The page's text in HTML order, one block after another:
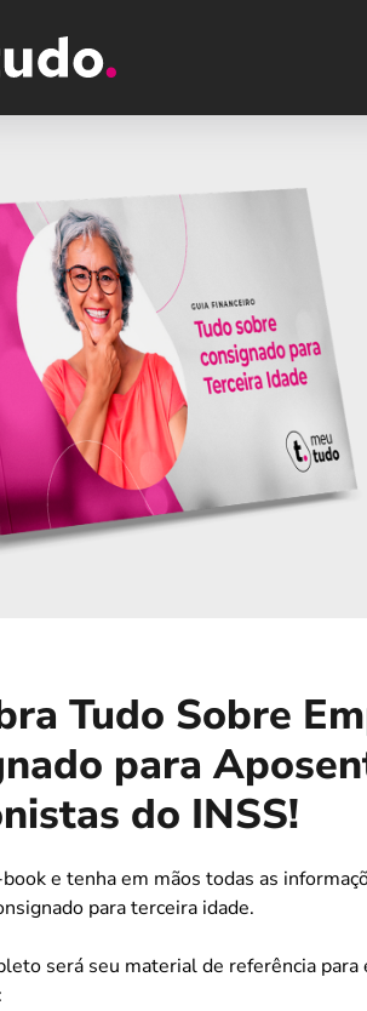
Tudo Sobre
para
do INSS!
e tenha em mãos todas as
para terceira idade.
será seu material de referência para